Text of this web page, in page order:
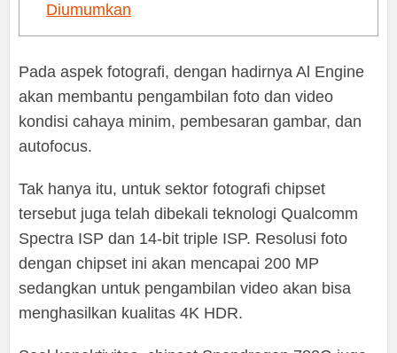
Diumumkan
Pada aspek fotografi, dengan hadirnya Al Engine
akan membantu pengambilan foto dan video
kondisi cahaya minim, pembesaran gambar, dan
autofocus.
Tak hanya itu, untuk sektor fotografi chipset
tersebut juga telah dibekali teknologi Qualcomm
Spectra ISP dan 14-bit triple ISP. Resolusi foto
dengan chipset ini akan mencapai 200 MP
sedangkan untuk pengambilan video akan bisa
menghasilkan kualitas 4K HDR.